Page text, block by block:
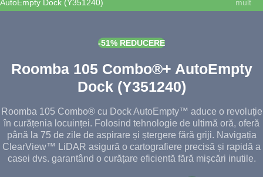
AutoEmpty Dock (Y351240)
mult
-51% REDUCERE
Roomba 105 Combo®+ AutoEmpty
Dock (Y351240)
Roomba 105 Combo® cu Dock AutoEmpty™ aduce o revoluție
în curățenia locuinței. Folosind tehnologie de ultimă oră, oferă
până la 75 de zile de aspirare și ștergere fără griji. Navigația
ClearView™ LiDAR asigură o cartografiere precisă și rapidă a
casei dvs. garantând o curățare eficientă fără mișcări inutile.